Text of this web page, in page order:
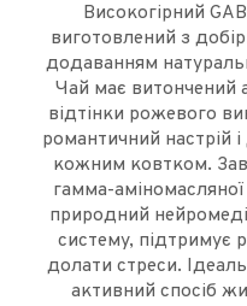
Високогірний
виготовлений з
додаванням
Чай має витончений
відтінки рожевого
романтичний настрій
кожним ковтком.
гамма-
природний
систему, підтримує
долати стреси.
активний спосіб